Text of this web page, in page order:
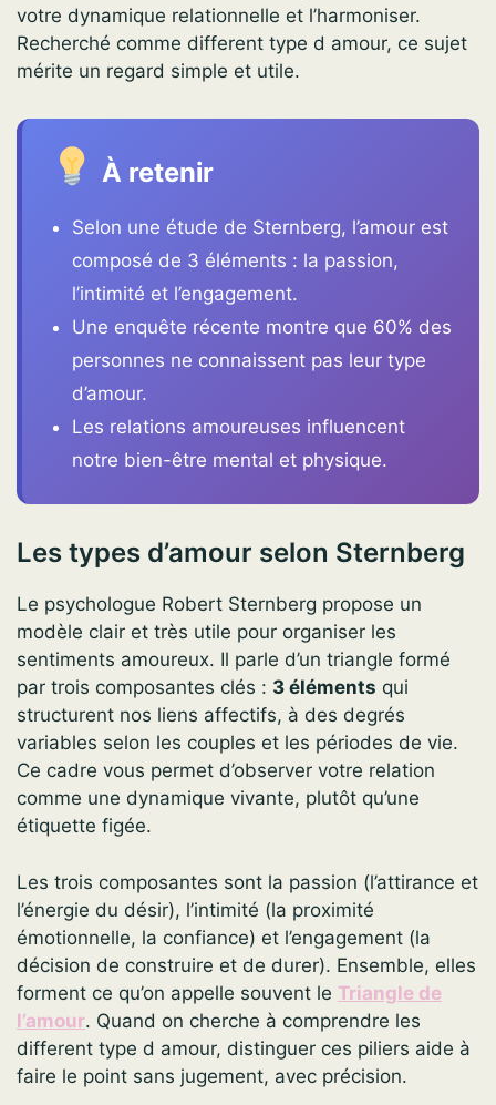
votre dynamique relationnelle et l’harmoniser.
Recherché comme different type d amour, ce sujet
mérite un regard simple et utile.
À retenir
Selon une étude de Sternberg, l’amour est
composé de 3 éléments : la passion,
l’intimité et l’engagement.
Une enquête récente montre que 60% des
personnes ne connaissent pas leur type
d’amour.
Les relations amoureuses influencent
notre bien-être mental et physique.
Les types d’amour selon Sternberg
Le psychologue Robert Sternberg propose un
modèle clair et très utile pour organiser les
sentiments amoureux. Il parle d’un triangle formé
par trois composantes clés : 3 éléments qui
structurent nos liens affectifs, à des degrés
variables selon les couples et les périodes de vie.
Ce cadre vous permet d’observer votre relation
comme une dynamique vivante, plutôt qu’une
étiquette figée.
Les trois composantes sont la passion (l’attirance et
l’énergie du désir), l’intimité (la proximité
émotionnelle, la confiance) et l’engagement (la
décision de construire et de durer). Ensemble, elles
forment ce qu’on appelle souvent le Triangle de
l’amour. Quand on cherche à comprendre les
different type d amour, distinguer ces piliers aide à
faire le point sans jugement, avec précision.